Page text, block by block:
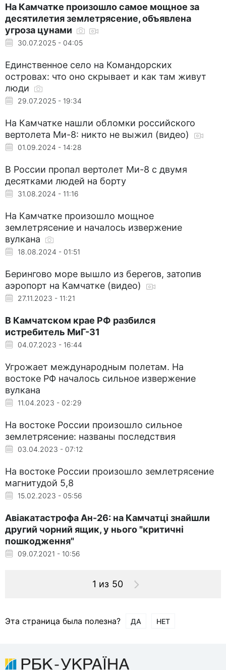
На Камчатке произошло самое мощное за
десятилетия землетрясение, объявлена
угроза цунами
30.07.2025 - 04:05
Единственное село на Командорских
островах: что оно скрывает и как там живут
люди
29.07.2025 - 19:34
На Камчатке нашли обломки российского
вертолета Ми-8: никто не выжил (видео)
01.09.2024 - 14:28
В России пропал вертолет Ми-8 с двумя
десятками людей на борту
31.08.2024 - 11:16
На Камчатке произошло мощное
землетрясение и началось извержение
вулкана
18.08.2024 - 01:51
Берингово море вышло из берегов, затопив
аэропорт на Камчатке (видео)
27.11.2023 - 11:21
В Камчатском крае РФ разбился
истребитель МиГ-31
04.07.2023 - 16:44
Угрожает международным полетам. На
востоке РФ началось сильное извержение
вулкана
11.04.2023 - 02:29
На востоке России произошло сильное
землетрясение: названы последствия
03.04.2023 - 07:12
На востоке России произошло землетрясение
магнитудой 5,8
15.02.2023 - 05:56
Авіакатастрофа Ан-26: на Камчатці знайшли
другий чорний ящик, у нього "критичні
пошкодження"
09.07.2021 - 10:56
1 из 50
Эта страница была полезна? ДА НЕТ